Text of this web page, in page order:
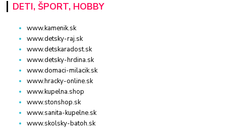
DETI, ŠPORT, HOBBY
www.kamenik.sk
www.detsky-raj.sk
www.detskaradost.sk
www.detsky-hrdina.sk
www.domaci-milacik.sk
www.hracky-online.sk
www.kupelna.shop
www.stonshop.sk
www.sanita-kupelne.sk
www.skolsky-batoh.sk